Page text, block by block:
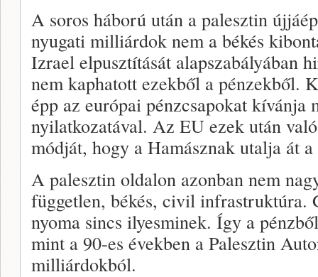
A soros háború után a palesztin
nyugati milliárdok nem a békés
Izrael elpusztítását alapszabályában
nem kaphatott ezekből a pénzekből.
épp az európai pénzcsapokat kívánja
nyilatkozatával. Az EU ezek után
módját, hogy a Hamásznak utalja át a
A palesztin oldalon azonban nem
független, békés, civil infrastruktúra.
nyoma sincs ilyesminek. Így a
mint a 90-es években a Palesztin
milliárdokból.